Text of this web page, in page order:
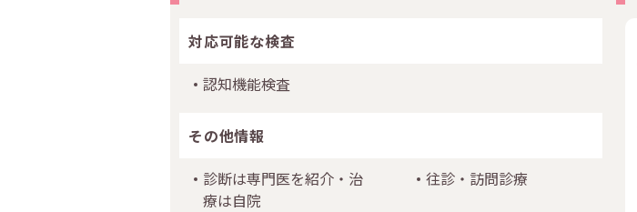
対応可能な検査
認知機能検査
その他情報
診断は専門医を紹介・治
療は自院
往診・訪問診療